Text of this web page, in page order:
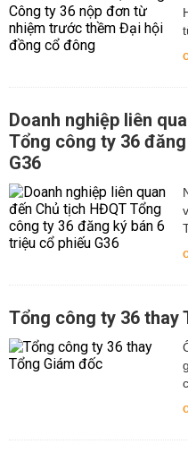
Doanh nghiệp liên
Tổng công ty 36
G36
Tổng công ty 36 thay